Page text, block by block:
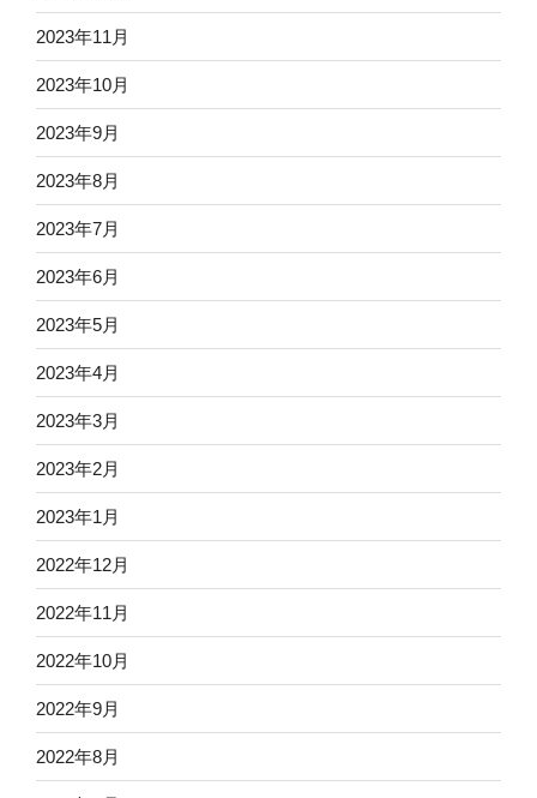
2023年11月
2023年10月
2023年9月
2023年8月
2023年7月
2023年6月
2023年5月
2023年4月
2023年3月
2023年2月
2023年1月
2022年12月
2022年11月
2022年10月
2022年9月
2022年8月